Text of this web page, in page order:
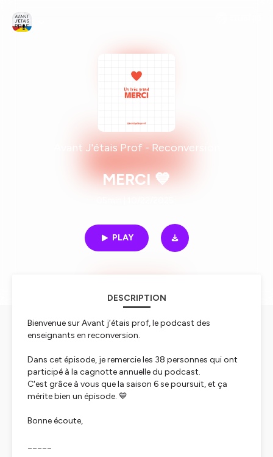
Avant J'étais Prof - Reconversion
MERCI 💙
PLAY
DESCRIPTION
Bienvenue surAvant j’étais prof, le podcast des
enseignants en reconversion.
Dans cet épisode, je remercie les 38 personnes qui ont
participé à la cagnotte annuelle du podcast.
C'est grâce à vous que la saison 6 se poursuit, et ça
mérite bien un épisode. 💙
Bonne écoute,